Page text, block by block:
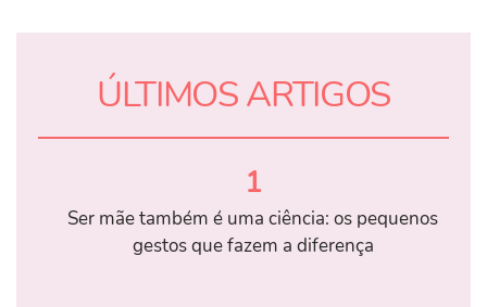
ÚLTIMOS ARTIGOS
1
Ser mãe também é uma ciência: os pequenos
gestos que fazem a diferença